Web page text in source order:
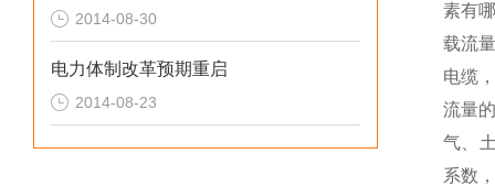
2014-08-30
电力体制改革预期重启
2014-08-23
素有
载流
电缆
流量
气、
系数